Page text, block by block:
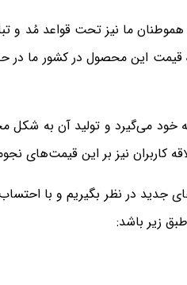
ما نیز تحت قواعد مُد و
این محصول در کشور ما در حد
خود می‌گیرد و تولید آن به شکل
کاربران نیز بر این قیمت‌های
زیر باشد: